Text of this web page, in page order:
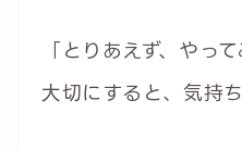
「とりあえず、やっ
大切にすると、気持